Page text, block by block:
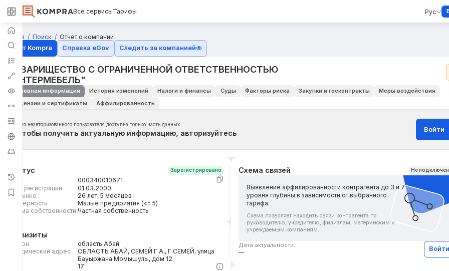
Все сервисыТарифы Рус
Главная Поиск
Отчет о компании
Отчёт Kompra
Справка eGov Следить за компанией
ТОВАРИЩЕСТВО С ОГРАНИЧЕННОЙ ОТВЕТСТВЕННОСТЬЮ
"ИНТЕРМЕБЕЛЬ"
Основная информация История изменений Налоги и финансы Суды Факторы риска Закупки и госконтракты
Меры воздействия
Лицензии и сертификаты
Аффилированность
Для неавторизованного пользователя доступна только часть данных
Чтобы получить актуальную информацию, авторизуйтесь Войти
Статус Зарегистрировано
БИН
000340010671
Дата регистрации
01.03.2000
На рынке
26 лет, 5 месяцев
Размерность
Малые предприятия (<= 5)
Форма собственности Частная собственность
Реквизиты
Регион
область Абай
Юридический адрес
ОБЛАСТЬ АБАЙ, СЕМЕЙ Г.А., Г.СЕМЕЙ, улица
Бауыржана Момышулы, дом 12
17
Схема связей Не
Выявление аффилированности контрагента до 3 и 7
уровня глубины в зависимости от выбранного
тарифа.
Схема позволяет находить связи контрагента по
руководителю, учредителю, филиалам, материнским и
учреждаемым компаниям.
Дата актуальности:
—
Войти